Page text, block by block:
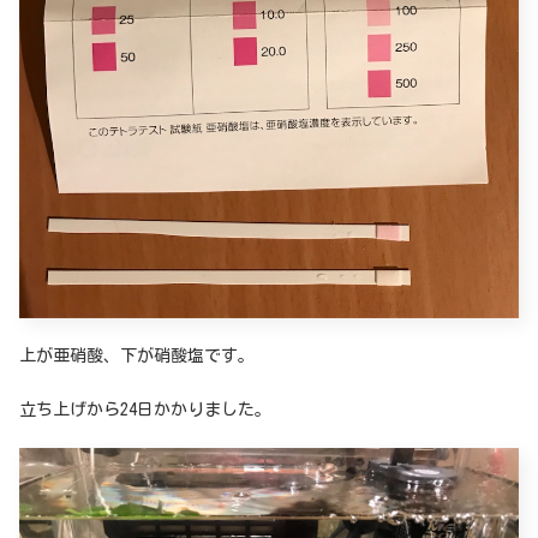
上が亜硝酸、下が硝酸塩です。
立ち上げから24日かかりました。